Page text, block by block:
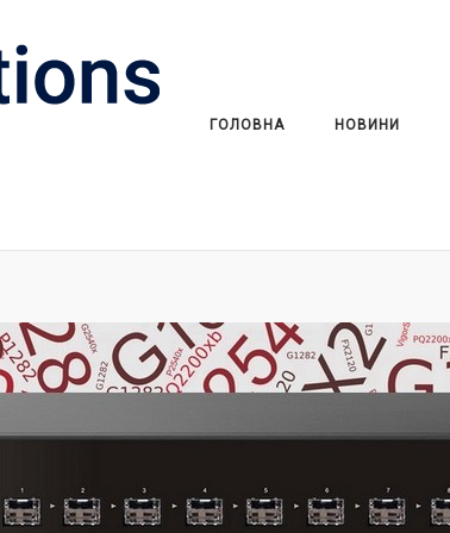
ГОЛОВНА НОВИНИ